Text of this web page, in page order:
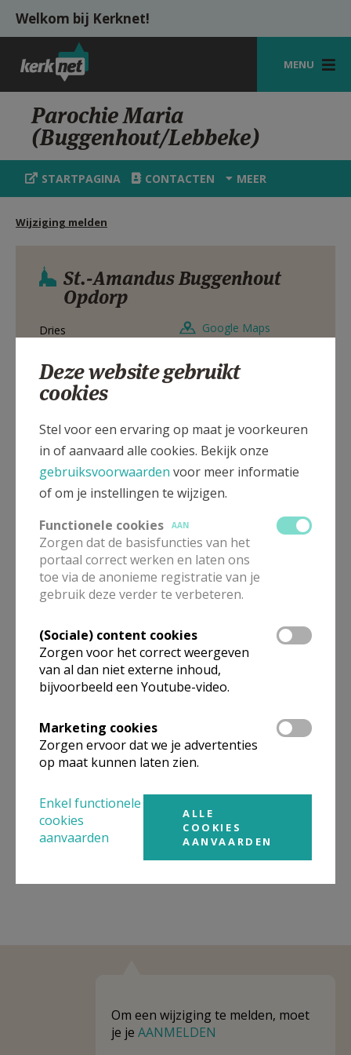
Overslaan en naar de inhoud gaan
Welkom bij Kerknet!
MENU
STARTPAGINA
KERK
VIERINGEN
HULP
MIJN PAROCHIE
AANMELDEN OF REGISTREREN
Parochie Maria
(Buggenhout/Lebbeke)
STARTPAGINA CONTACTEN MEER
Wijziging melden
St.-Amandus Buggenhout
Opdorp
Dries
Google Maps
Dries, 9255 Opdorp
In deze kerk vinden geen weekendvieringen plaats. Via de
onderstaande lijst kan je het aanbod van kerken in de buurt
raadplegen.
Niet gevonden wat je zocht? Hier vind je
links naar kerken, eventueel van andere
organisaties, in de buurt.
Kerken in of nabij
Opdorp
Om een wijziging te melden, moet
je je AANMELDEN
Deze website gebruikt
cookies
Stel voor een ervaring op maat je voorkeuren
in of aanvaard alle cookies. Bekijk onze
gebruiksvoorwaarden voor meer informatie
of om je instellingen te wijzigen.
Functionele cookies
AAN
Zorgen dat de basisfuncties van het
portaal correct werken en laten ons
toe via de anonieme registratie van je
gebruik deze verder te verbeteren.
(Sociale) content cookies
Zorgen voor het correct weergeven
van al dan niet externe inhoud,
bijvoorbeeld een Youtube-video.
Marketing cookies
Zorgen ervoor dat we je advertenties
op maat kunnen laten zien.
Enkel functionele
cookies
aanvaarden
ALLE
COOKIES
AANVAARDEN